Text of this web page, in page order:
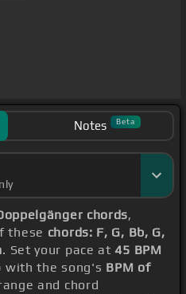
Notes Beta
chords,
these chords: F, G, Bb, G,
. Set your pace at45 BPM
with the song's BPM of
and chord